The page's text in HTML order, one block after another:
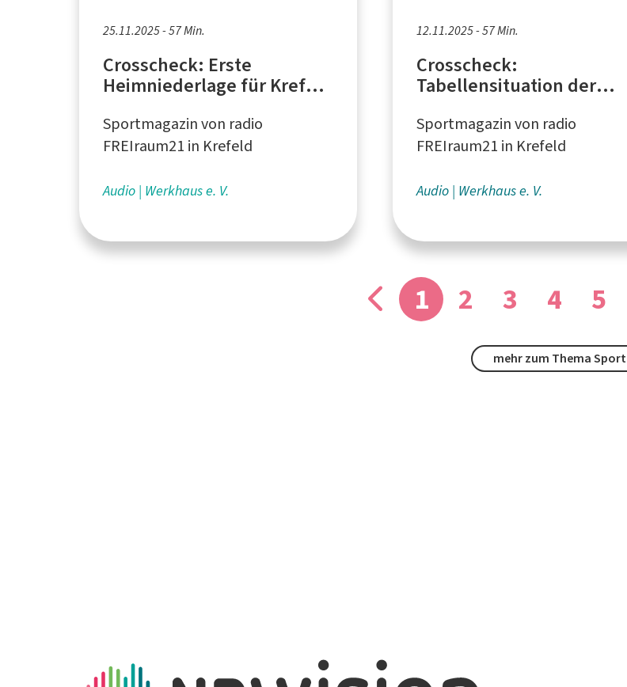
25.11.2025 - 57 Min.
Crosscheck: Erste
Heimniederlage für Krefeld
Diversity, Blick auf U-20
Sportmagazin von radio
FREIraum21 in Krefeld
Audio Werkhaus e. V.
12.11.2025 - 57 Min.
Crosscheck:
Tabellensituation der
Eishockeyspiel
Sportmagazin von radio
FREIraum21 in Krefeld
Audio Werkhaus e. V.
1 2 3 4 5
mehr zum Thema Sport